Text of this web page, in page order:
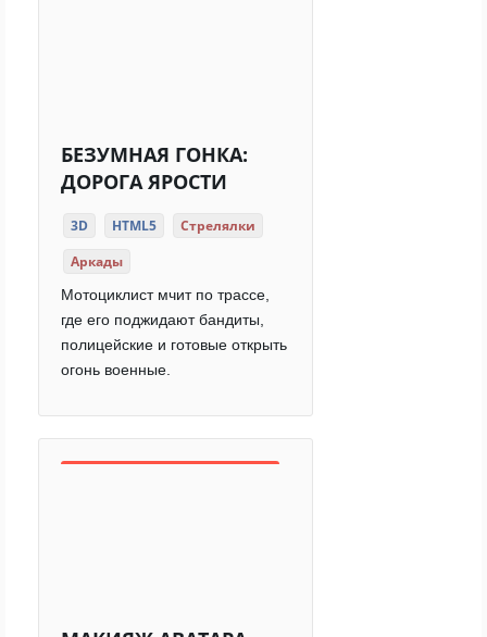
БЕЗУМНАЯ ГОНКА:
ДОРОГА ЯРОСТИ
3D HTML5
Стрелялки
Аркады
Мотоциклист мчит по трассе,
где его поджидают бандиты,
полицейские и готовые открыть
огонь военные.